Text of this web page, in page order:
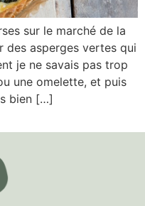
sur le marché de la
des asperges vertes qui
je ne savais pas trop
une omelette, et puis
bien […]